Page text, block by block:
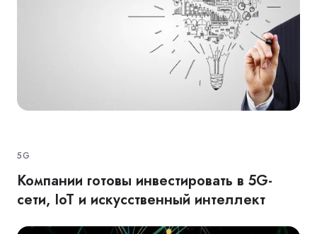
5G
Компании готовы инвестировать в 5G-
сети, IoT и искусственный интеллект